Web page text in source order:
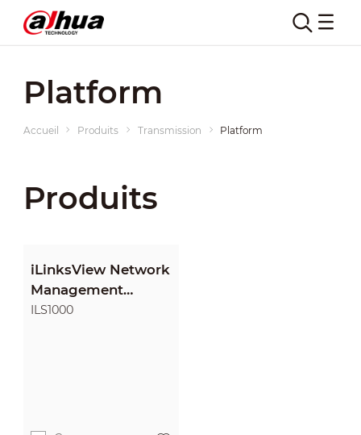
Platform
Accueil Produits Transmission Platform
Produits
iLinksView Network
Management
Platform
ILS1000